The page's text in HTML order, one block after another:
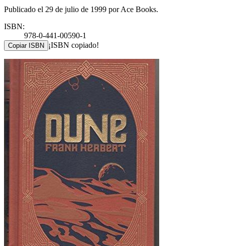
Publicado el 29 de julio de 1999 por Ace Books.
ISBN:
978-0-441-00590-1
Copiar ISBN ¡ISBN copiado!